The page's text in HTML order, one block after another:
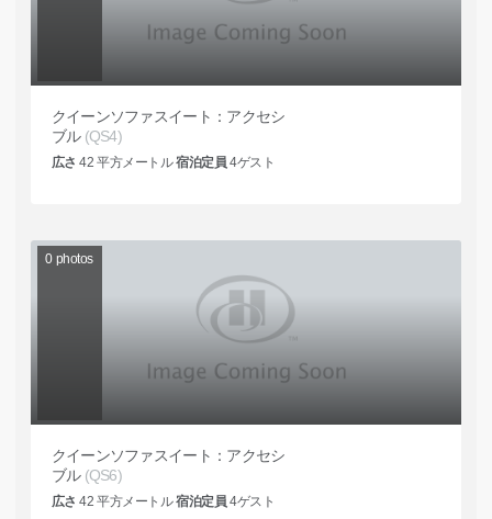
クイーンソファスイート：アクセシ
ブル (QS4)
広さ 42 平方メートル宿泊定員 4ゲスト
0 photos
クイーンソファスイート：アクセシ
ブル (QS6)
広さ 42 平方メートル宿泊定員 4ゲスト